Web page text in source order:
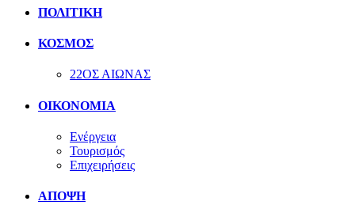
ΠΟΛΙΤΙΚΗ
ΚΟΣΜΟΣ
22ΟΣ ΑΙΩΝΑΣ
ΟΙΚΟΝΟΜΙΑ
Ενέργεια
Τουρισμός
Επιχειρήσεις
ΑΠΟΨΗ